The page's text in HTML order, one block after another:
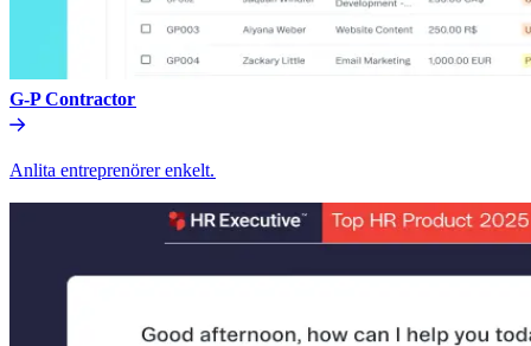
G-P Contractor​​
Anlita entreprenörer enkelt.​​